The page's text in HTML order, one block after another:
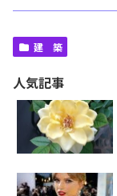
建 築
人気記事